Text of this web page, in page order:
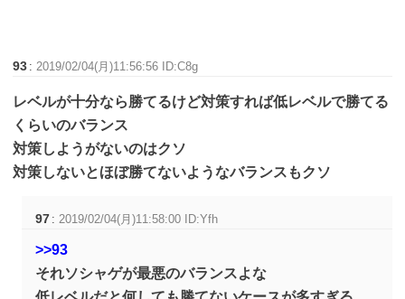
93 :2019/02/04(月)11:56:56 ID:C8g
レベルが十分なら勝てるけど対策すれば低レベルで勝てる
くらいのバランス
対策しようがないのはクソ
対策しないとほぼ勝てないようなバランスもクソ
97 :2019/02/04(月)11:58:00 ID:Yfh
>>93
それソシャゲが最悪のバランスよな